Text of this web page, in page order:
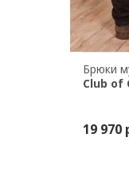
Club of
19 970